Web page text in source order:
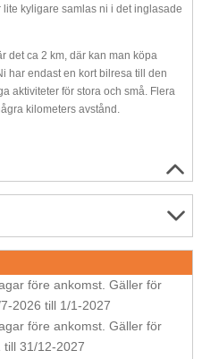
kyligare samlas ni i det inglasade
det ca 2 km, där kan man köpa
har endast en kort bilresa till den
aktiviteter för stora och små. Flera
kilometers avstånd.
före ankomst. Gäller för
2026 till 1/1-2027
före ankomst. Gäller för
31/12-2027